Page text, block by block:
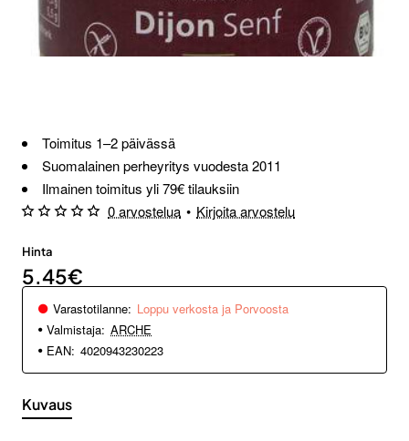
Toimitus 1–2 päivässä
Suomalainen perheyritys vuodesta 2011
Ilmainen toimitus yli 79€ tilauksiin
0 arvostelua • Kirjoita arvostelu
Hinta
5.45€
Varastotilanne: Loppu verkosta ja Porvoosta
Valmistaja: ARCHE
EAN: 4020943230223
Kuvaus